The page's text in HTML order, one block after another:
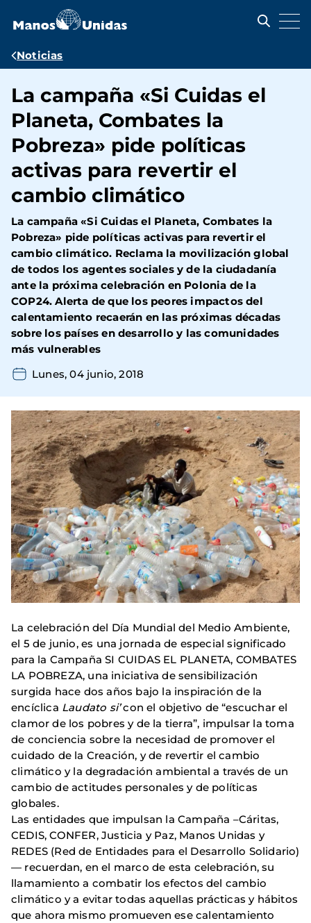
contenido
Ruta
navegación
Noticias
La campaña «Si Cuidas el
Planeta, Combates la
Pobreza» pide políticas
activas para revertir el
cambio climático
La campaña «Si Cuidas el Planeta, Combates la
Pobreza» pide políticas activas para revertir el
cambio climático. Reclama la movilización global
de todos los agentes sociales y de la ciudadanía
ante la próxima celebración en Polonia de la
COP24. Alerta de que los peores impactos del
calentamiento recaerán en las próximas décadas
sobre los países en desarrollo y las comunidades
más vulnerables
Lunes, 04 junio, 2018
La celebración del Día Mundial del Medio Ambiente,
el 5 de junio, es una jornada de especial significado
para la Campaña SI CUIDAS EL PLANETA, COMBATES
LA POBREZA, una iniciativa de sensibilización
surgida hace dos años bajo la inspiración de la
encíclica Laudato si’con el objetivo de “escuchar el
clamor de los pobres y de la tierra”, impulsar la toma
de conciencia sobre la necesidad de promover el
cuidado de la Creación, y de revertir el cambio
climático y la degradación ambiental a través de un
cambio de actitudes personales y de políticas
globales.
Las entidades que impulsan la Campaña –Cáritas,
CEDIS, CONFER, Justicia y Paz, Manos Unidas y
REDES (Red de Entidades para el Desarrollo Solidario)
— recuerdan, en el marco de esta celebración, su
llamamiento a combatir los efectos del cambio
climático y a evitar todas aquellas prácticas y hábitos
que ahora mismo promueven ese calentamiento